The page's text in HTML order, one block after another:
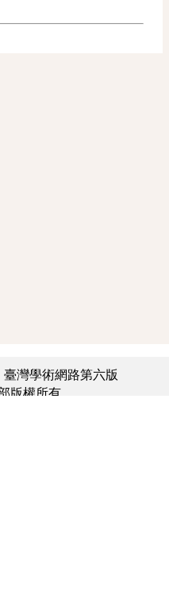
臺灣學術網路第六版
版權所有